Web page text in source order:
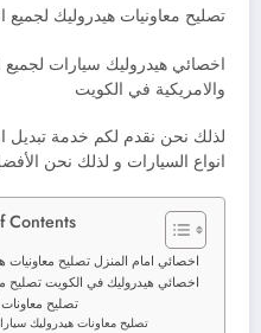
تصليح معاونيات هيدروليك لجميع
اخصائي هيدروليك سيارات لجميع
والامريكية في الكويت
لذلك نحن نقدم لكم خدمة تبديل
انواع السيارات و لذلك نحن
Contents
اخصائي امام المنزل تصليح معاونيات
اخصائي هيدروليك في الكويت تصليح
تصليح
تصليح معاونات هيدروليك